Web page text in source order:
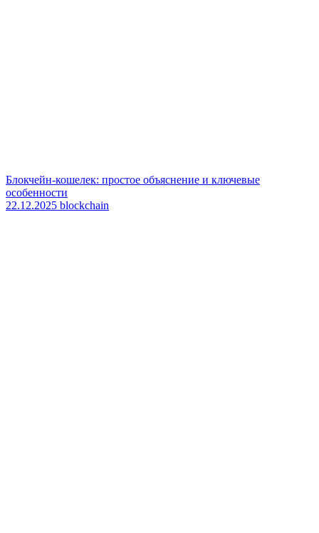
Блокчейн-кошелек: простое объяснение и ключевые
особенности
22.12.2025 blockchain